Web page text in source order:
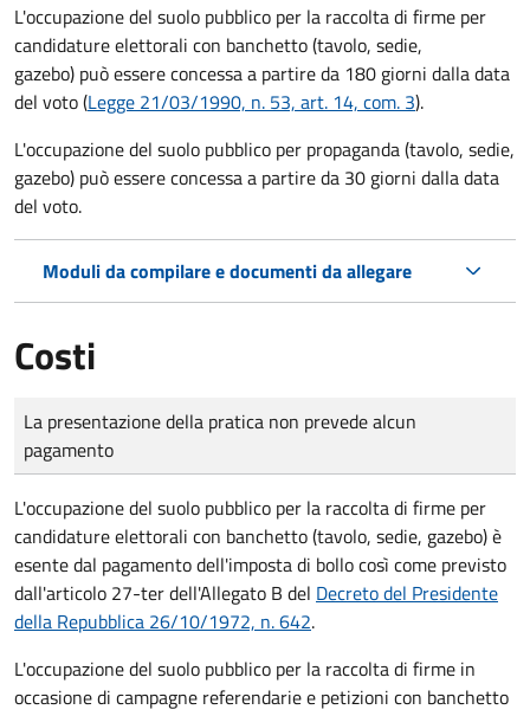
L'occupazione del suolo pubblico per la raccolta di firme per
candidature elettorali con banchetto (tavolo, sedie,
gazebo) può essere concessa a partire da 180 giorni dalla data
del voto (Legge 21/03/1990, n. 53, art. 14, com. 3).
L'occupazione del suolo pubblico per propaganda (tavolo, sedie,
gazebo) può essere concessa a partire da 30 giorni dalla data
del voto.
Moduli da compilare e documenti da allegare
Costi
Tipo di pagamento
Importo
La presentazione della pratica non prevede alcun
pagamento
L'occupazione del suolo pubblico per la raccolta di firme per
candidature elettorali con banchetto (tavolo, sedie, gazebo) è
esente dal pagamento dell'imposta di bollo così come previsto
dall'articolo 27-ter dell'Allegato B del Decreto del Presidente
della Repubblica 26/10/1972, n. 642.
L'occupazione del suolo pubblico per la raccolta di firme in
occasione di campagne referendarie e petizioni con banchetto